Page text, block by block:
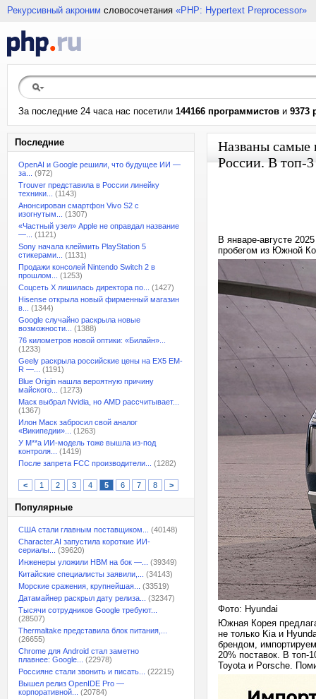
Рекурсивный акроним словосочетания «PHP: Hypertext Preprocessor»
За последние 24 часа нас посетили 144166 программистов и 9373
Последние
OpenAI и Google решили, что будущее ИИ —
за...
(972)
Trouver представила в России линейку
техники...
(1143)
Анонсирован смартфон Vivo S2 с
изогнутым...
(1307)
«Частный узел» Apple не оправдал название
—...
(1121)
Sony начала клеймить PlayStation 5
стикерами...
(1131)
Продажи консолей Nintendo Switch 2 в
прошлом...
(1253)
Соцсеть X лишилась директора по...
(1427)
Hisense открыла новый фирменный магазин
в...
(1344)
Google случайно раскрыла новые
возможности...
(1388)
76 километров новой оптики: «Билайн»...
(1233)
Geely раскрыла российские цены на EX5 EM-
R —...
(1191)
Blue Origin нашла вероятную причину
майского...
(1273)
Маск выбрал Nvidia, но AMD рассчитывает...
(1367)
Илон Маск забросил свой аналог
«Википедии»...
(1263)
У M**a ИИ-модель тоже вышла из-под
контроля...
(1419)
После запрета FCC производители...
(1282)
< 1 2 3 4 5 6 7 8 >
Популярные
США стали главным поставщиком...
(40148)
Character.AI запустила короткие ИИ-
сериалы...
(39620)
Инженеры уложили HBM на бок —...
(39349)
Китайские специалисты заявили,...
(34143)
Морские сражения, крупнейшая...
(33519)
Датамайнер раскрыл дату релиза...
(32347)
Тысячи сотрудников Google требуют...
(28507)
Thermaltake представила блок питания,...
(26655)
Chrome для Android стал заметно
плавнее: Google...
(22978)
Россияне стали звонить и писать...
(22215)
Вышел релиз OpenIDE Pro —
корпоративной...
(20784)
Названы самые
России. В топ-
В январе-августе
пробегом из Южной
Фото: Hyundai
Южная Корея
не только Kia и
брендом,
20% поставок. В топ-
Toyota и Porsche.